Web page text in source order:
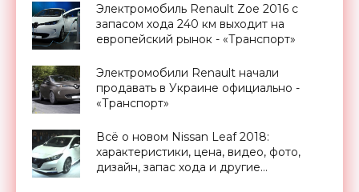
Электромобиль Renault Zoe 2016 с
запасом хода 240 км выходит на
европейский рынок - «Транспорт»
Электромобили Renault начали
продавать в Украине официально -
«Транспорт»
Всё о новом Nissan Leaf 2018:
характеристики, цена, видео, фото,
дизайн, запас хода и другие